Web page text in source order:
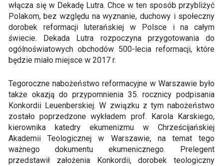
włącza się w Dekadę Lutra. Chce w ten sposób przybliżyć
Polakom, bez względu na wyznanie, duchowy i społeczny
dorobek reformacji luterańskiej w Polsce i na całym
świecie. Dekada Lutra rozpoczyna przygotowania do
ogólnoświatowych obchodów 500-lecia reformacji, które
będzie miało miejsce w 2017 r.
Tegoroczne nabożeństwo reformacyjne w Warszawie było
także okazją do przypomnienia 35. rocznicy podpisania
Konkordii Leuenberskiej. W związku z tym nabożeństwo
zostało poprzedzone wykładem prof. Karola Karskiego,
kierownika katedry ekumenizmu w Chrześcijańskiej
Akademii Teologicznej w Warszawie, na temat tego
ważnego dokumentu ekumenicznego. Prelegent
przedstawił założenia Konkordii, dorobek teologiczny